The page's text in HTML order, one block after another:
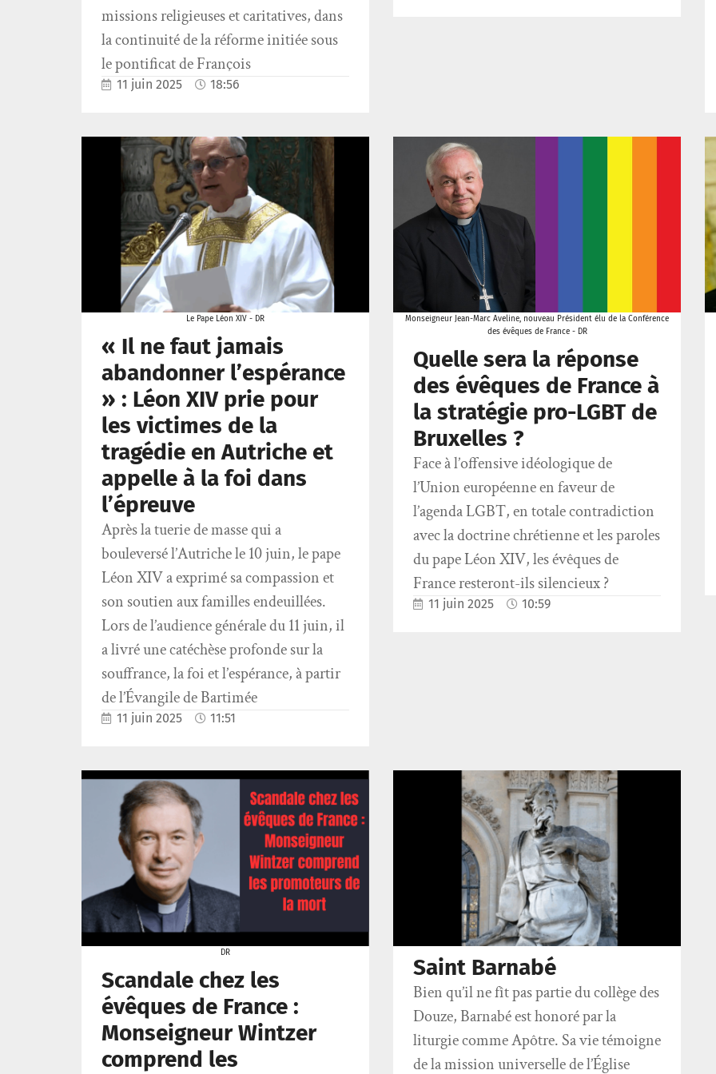
missions religieuses et caritatives, dans
la continuité de la réforme initiée sous
le pontificat de François
11 juin 2025 18:56
Le Pape Léon XIV - DR
« Il ne faut jamais
abandonner l’espérance
» : Léon XIV prie pour
les victimes de la
tragédie en Autriche et
appelle à la foi dans
l’épreuve
Après la tuerie de masse qui a
bouleversé l’Autriche le 10 juin, le pape
Léon XIV a exprimé sa compassion et
son soutien aux familles endeuillées.
Lors de l’audience générale du 11 juin, il
a livré une catéchèse profonde sur la
souffrance, la foi et l’espérance, à partir
de l’Évangile de Bartimée
11 juin 2025 11:51
Monseigneur Jean-Marc Aveline, nouveau Président élu de la Conférence
des évêques de France - DR
Quelle sera la réponse
des évêques de France à
la stratégie pro-LGBT de
Bruxelles ?
Face à l’offensive idéologique de
l’Union européenne en faveur de
l’agenda LGBT, en totale contradiction
avec la doctrine chrétienne et les paroles
du pape Léon XIV, les évêques de
France resteront-ils silencieux ?
11 juin 2025 10:59
DR
Scandale chez les
évêques de France :
Monseigneur Wintzer
comprend les
Saint Barnabé
Bien qu’il ne fît pas partie du collège des
Douze, Barnabé est honoré par la
liturgie comme Apôtre. Sa vie témoigne
de la mission universelle de l’Église